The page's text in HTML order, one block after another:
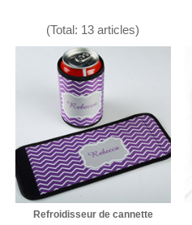
(Total: 13 articles)
Refroidisseur de cannette